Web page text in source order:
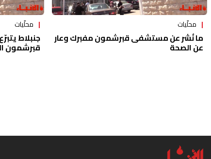
محلّيات
ما نُشر عن مستشفى قبرشمون مفبرك وعار
عن الصحة
محلّيات
قبرشمون